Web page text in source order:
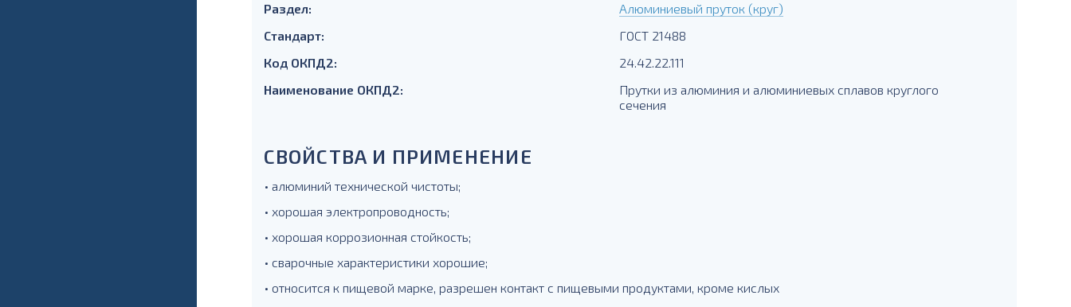
Раздел:
Алюминиевый пруток (круг)
Стандарт:
ГОСТ 21488
Код ОКПД2:
24.42.22.111
Наименование ОКПД2:
Прутки из алюминия и алюминиевых сплавов круглого
сечения
СВОЙСТВА И ПРИМЕНЕНИЕ
• алюминий технической чистоты;
• хорошая электропроводность;
• хорошая коррозионная стойкость;
• сварочные характеристики хорошие;
• относится к пищевой марке, разрешен контакт с пищевыми продуктами, кроме кислых